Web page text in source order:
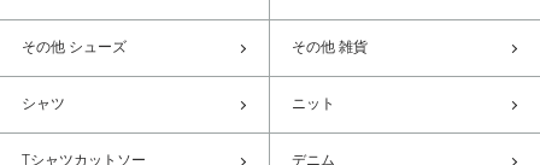
その他 シューズ その他 雑貨
シャツ ニット
Tシャツカットソー デニム